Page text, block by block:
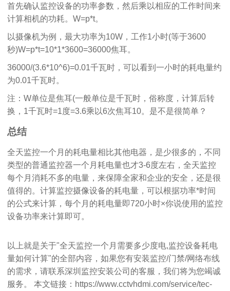
首先确认监控设备的功率参数，然后乘以相应的工作时间来
计算相机的功耗。W=p*t。
以摄像机为例，最大功率为10W，工作1小时(等于3600
秒)W=p*t=10*1*3600=36000焦耳。
36000/(3.6*10^6)=0.01千瓦时，可以看到一小时的耗电量约
为0.01千瓦时。
注：W单位是焦耳(一般单位是千瓦时，俗称度，计算后转
换，1千瓦时=1度=3.6乘以6次焦耳10。是不是很简单？
总结
全天监控一个月的耗电量相比其他电器，是少很多的，不同
类型的普通监控器一个月耗电量也才3-6度左右，全天监控
每个月消耗不多的电量，来保障全家和企业的安全，还是很
值得的。计算监控摄像设备的耗电量，可以根据功率*时间
的公式来计算，每个月的耗电量即720小时×你说使用的监控
设备功率来计算即可。
以上就是关于"全天监控一个月需要多少度电,监控设备耗电
量如何计算"的全部内容，如果您有安装监控/门禁/网络布线
的需求，请联系深圳监控安装公司 的客服，我们将为您竭诚
服务。 本文链接： https://www.cctvhdmi.com/service/tec-